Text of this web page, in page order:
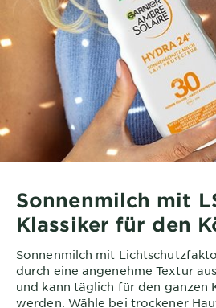
Sonnenmilch mit
Klassiker für den
Sonnenmilch mit
durch eine angenehme Textur
und kann täglich für den ganzen
werden. Wähle bei trockener